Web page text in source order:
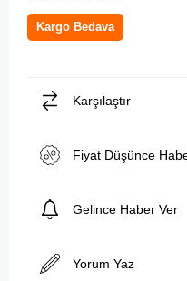
Kargo Bedava
Karşılaştır
Fiyat Düşünce
Gelince Haber Ver
Yorum Yaz